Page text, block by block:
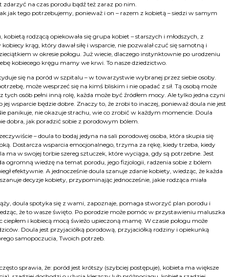
na czas porodu bądź też zaraz po nim.
jak tego potrzebujemy, ponieważ i on – razem z kobietą – siedzi w samym
rodzącą opiekowała się grupa kobiet – starszych i młodszych, z
krąg, który dawał siłę i wsparcie, nie pozwalał czuć się samotną i
w okresie połogu. Już wiecie, dlaczego instynktownie po urodzeniu
kobiecego kręgu mamy we krwi. To nasze dziedzictwo.
się na poród w szpitalu – w towarzystwie wybranej przez siebie osoby.
może wesprzeć się na kimś bliskim i nie opadać z sił. Tą osobą może
osób pełni inną rolę, każda może być źródłem mocy. Ale tylko jedna czyni
wsparcie będzie dobre. Znaczy to, że zrobi to inaczej, ponieważ doula nie jest
panikuje, nie okazuje strachu, wie co zrobić w każdym momencie. Doula
dobra, jak poradzić sobie z porodowym bólem.
– doula to bodaj jedyna na sali porodowej osoba, która skupia się
Dostarcza wsparcia emocjonalnego, trzyma za rękę, kiedy trzeba, kiedy
w swojej torbie szereg sztuczek, które wyciąga, gdy są potrzebne. Jest
ogromną wiedzę na temat porodu, jego fizjologii, radzenia sobie z bólem
efektywnie. A jednocześnie doula szanuje zdanie kobiety, wiedząc, że każda
decyzje kobiety, przypominając jednocześnie, jakie rodząca miała
doula spotyka się z wami, zapoznaje, pomaga stworzyć plan porodu i
że to wasze święto. Po porodzie może pomóc w przystawieniu maluszka
i kobiecą mocą świeżo upieczoną mamę. W czasie połogu może
Doula jest przyjaciółką porodową, przyjaciółką rodziny i opiekunką
samopoczucia, Twoich potrzeb.
sprawia, że: poród jest krótszy (szybciej postępuje), kobieta ma większe